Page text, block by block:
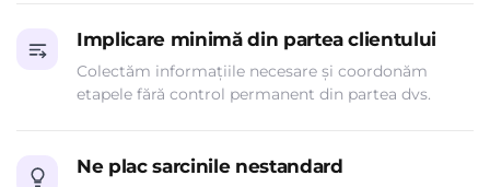
Implicare minimă din partea clientului
Colectăm informațiile necesare și coordonăm
etapele fără control permanent din partea dvs.
Ne plac sarcinile nestandard